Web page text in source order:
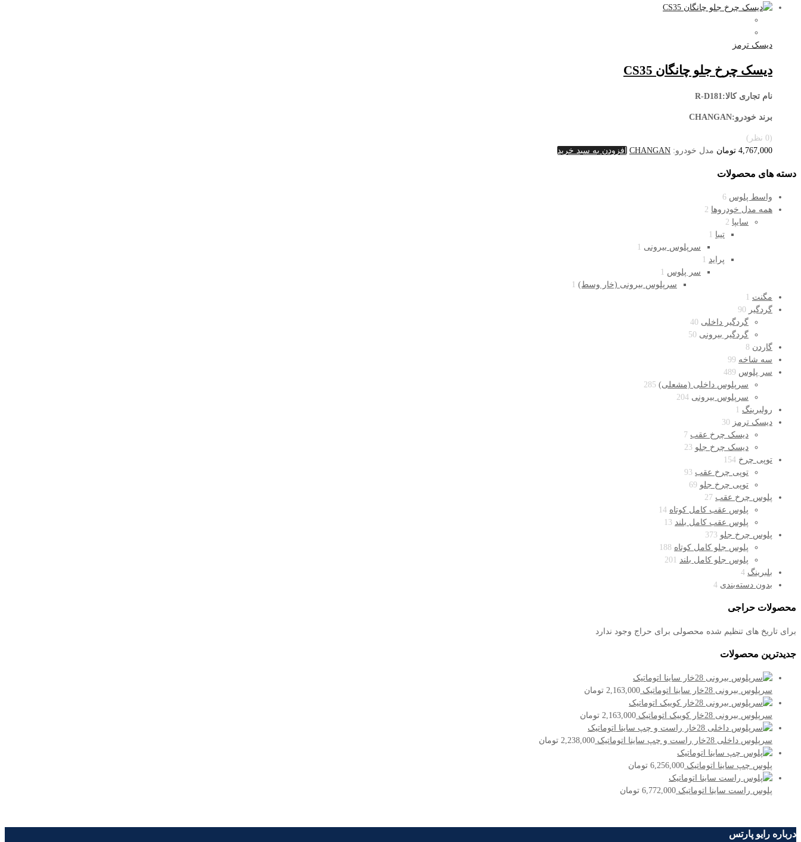
دیسک ترمز
دیسک چرخ جلو چانگان CS35
نام تجاری کالا:R-D181
برند خودرو:CHANGAN
(0 نظر)
4,767,000 تومان مدل خودرو: CHANGAN افزودن به سبد خرید
دسته های محصولات
واسط پلوس 6
همه مدل خودروها 2
سایپا 2
تیبا 1
سرپلوس بیرونی 1
پراید 1
سر پلوس 1
سرپلوس بیرونی (خار وسط) 1
مگنت 1
گردگیر 90
گردگیر داخلی 40
گردگیر بیرونی 50
گاردن 8
سه شاخه 99
سر پلوس 489
سرپلوس داخلی (مشعلی) 285
سرپلوس بیرونی 204
رولبرینگ 1
دیسک ترمز 30
دیسک چرخ عقب 7
دیسک چرخ جلو 23
توپی چرخ 154
توپی چرخ عقب 93
توپی چرخ جلو 69
پلوس چرخ عقب 27
پلوس عقب کامل کوتاه 14
پلوس عقب کامل بلند 13
پلوس چرخ جلو 373
پلوس جلو کامل کوتاه 188
پلوس جلو کامل بلند 201
بلبرینگ 4
بدون دسته‌بندی 4
محصولات حراجی
برای تاریخ های تنظیم شده محصولی برای حراج وجود ندارد
جدیدترین محصولات
سرپلوس بیرونی 28خار ساینا اتوماتیک 2,163,000 تومان
سرپلوس بیرونی 28خار کوییک اتوماتیک 2,163,000 تومان
سرپلوس داخلی 28خار راست و چپ ساینا اتوماتیک 2,238,000 تومان
پلوس چپ ساینا اتوماتیک 6,256,000 تومان
پلوس راست ساینا اتوماتیک 6,772,000 تومان
درباره رایو پارتس